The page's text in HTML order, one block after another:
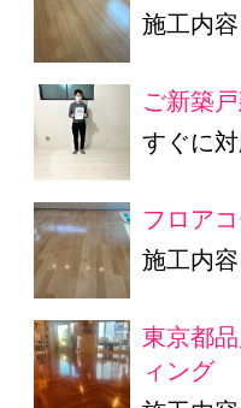
施工内
ご新築
すぐに
フロア
施工内
東京都
ィング